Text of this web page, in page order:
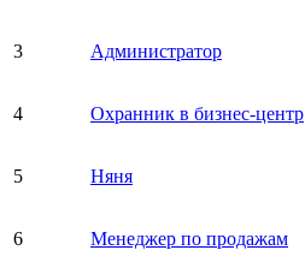
3 Администратор
4 Охранник в бизнес-центр
5 Няня
6 Менеджер по продажам